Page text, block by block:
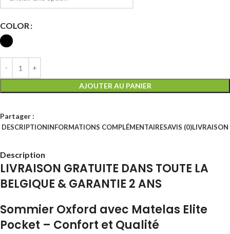
COLOR
AJOUTER AU PANIER
Partager :
DESCRIPTIONINFORMATIONS COMPLÉMENTAIRESAVIS (0)LIVRAISON
Description
LIVRAISON GRATUITE DANS TOUTE LA
BELGIQUE & GARANTIE 2 ANS
Sommier Oxford avec Matelas Elite
Pocket – Confort et Qualité